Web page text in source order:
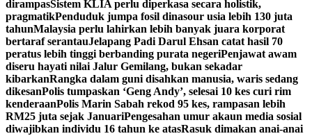
dirampasSistem KLIA perlu diperkasa secara holistik,
pragmatikPenduduk jumpa fosil dinasour usia lebih 130 juta
tahunMalaysia perlu lahirkan lebih banyak juara korporat
bertaraf serantauJelapang Padi Darul Ehsan catat hasil 70
peratus lebih tinggi berbanding purata negeriPenjawat awam
diseru hayati nilai Jalur Gemilang, bukan sekadar
kibarkanRangka dalam guni disahkan manusia, waris sedang
dikesanPolis tumpaskan ‘Geng Andy’, selesai 10 kes curi rim
kenderaanPolis Marin Sabah rekod 95 kes, rampasan lebih
RM25 juta sejak JanuariPengesahan umur akaun media sosial
diwajibkan individu 16 tahun ke atasRasuk dimakan anai-anai